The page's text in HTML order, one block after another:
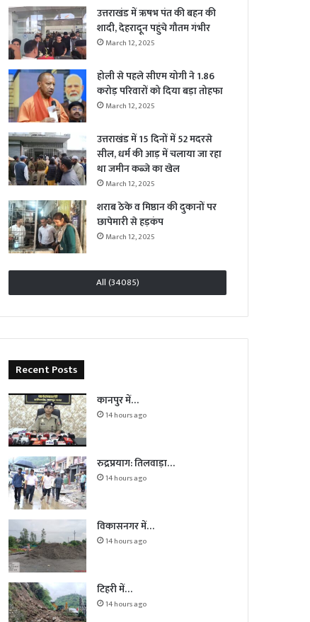
उत्तराखंड में ऋषभ पंत की बहन की
शादी, देहरादून पहुंचे गौतम गंभीर
March 12, 2025
होली से पहले सीएम योगी ने 1.86
करोड़ परिवारों को दिया बड़ा तोहफा
March 12, 2025
उत्तराखंड में 15 दिनों में 52 मदरसे
सील, धर्म की आड़ में चलाया जा रहा
था जमीन कब्जे का खेल
March 12, 2025
शराब ठेके व मिष्ठान की दुकानों पर
छापेमारी से हड़कंप
March 12, 2025
All (34085)
Recent Posts
कानपुर में…
14 hours ago
रुद्रप्रयाग: तिलवाड़ा…
14 hours ago
विकासनगर में…
14 hours ago
टिहरी में…
14 hours ago